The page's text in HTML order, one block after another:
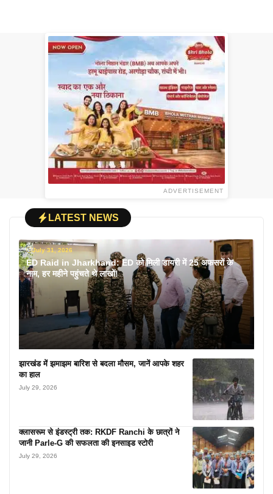
ADVERTISEMENT
LATEST NEWS
July 31, 2026
ED Raid in Jharkhand: ED को मिली डायरी में 25 अफसरों के
नाम, हर महीने पहुंचते थे लाखों!
झारखंड में झमाझम बारिश से बदला मौसम, जानें आपके शहर
का हाल
July 29, 2026
क्लासरूम से इंडस्ट्री तक: RKDF Ranchi के छात्रों ने
जानी Parle-G की सफलता की इनसाइड स्टोरी
July 29, 2026